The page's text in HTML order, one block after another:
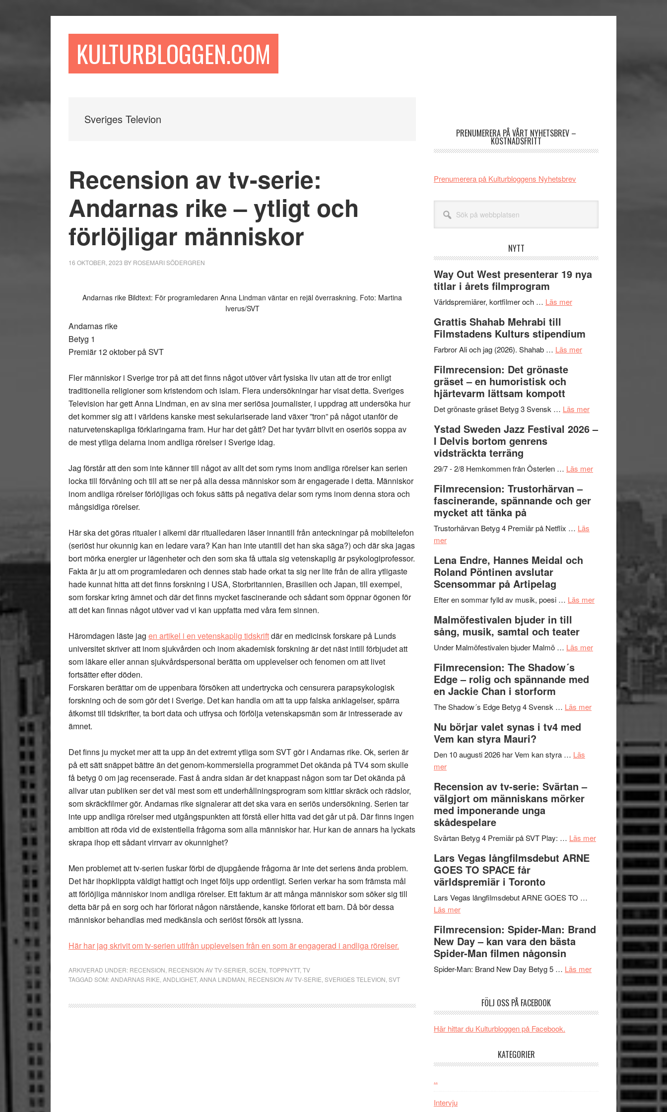
KULTURBLOGGEN.COM
Sveriges Televion
Recension av tv-serie:
Andarnas rike – ytligt och
förlöjligar människor
16 OKTOBER, 2023 BY ROSEMARI SÖDERGREN
Andarnas rike Bildtext: För programledaren Anna Lindman väntar en rejäl överraskning. Foto: Martina
Iverus/SVT
Andarnas rike
Betyg 1
Premiär 12 oktober på SVT
Fler människor i Sverige tror på att det finns något utöver vårt fysiska liv utan att de tror enligt
traditionella religioner som kristendom och islam. Flera undersökningar har visat detta. Sveriges
Television har gett Anna Lindman, en av sina mer seriösa journalister, i uppdrag att undersöka hur
det kommer sig att i världens kanske mest sekulariserade land växer ”tron” på något utanför de
naturvetenskapliga förklaringarna fram. Hur har det gått? Det har tyvärr blivit en oseriös soppa av
de mest ytliga delarna inom andliga rörelser i Sverige idag.
Jag förstår att den som inte känner till något av allt det som ryms inom andliga rörelser kan serien
locka till förvåning och till att se ner på alla dessa människor som är engagerade i detta. Människor
inom andliga rörelser förlöjligas och fokus sätts på negativa delar som ryms inom denna stora och
mångsidiga rörelser.
Här ska det göras ritualer i alkemi där ritualledaren läser innantill från anteckningar på mobiltelefon
(seriöst hur okunnig kan en ledare vara? Kan han inte utantill det han ska säga?) och där ska jagas
bort mörka energier ur lägenheter och den som ska få uttala sig vetenskaplig är psykologiprofessor.
Fakta är ju att om programledaren och dennes stab hade orkat ta sig ner lite från de allra ytligaste
hade kunnat hitta att det finns forskning i USA, Storbritannien, Brasilien och Japan, till exempel,
som forskar kring ämnet och där det finns mycket fascinerande och sådant som öppnar ögonen för
att det kan finnas något utöver vad vi kan uppfatta med våra fem sinnen.
Häromdagen läste jag en artikel i en vetenskaplig tidskriftdär en medicinsk forskare på Lunds
universitet skriver att inom sjukvården och inom akademisk forskning är det näst intill förbjudet att
som läkare eller annan sjukvårdspersonal berätta om upplevelser och fenomen om att livet
fortsätter efter döden.
Forskaren berättar om de uppenbara försöken att undertrycka och censurera parapsykologisk
forskning och de som gör det i Sverige. Det kan handla om att ta upp falska anklagelser, spärra
åtkomst till tidskrifter, ta bort data och utfrysa och förfölja vetenskapsmän som är intresserade av
ämnet.
Det finns ju mycket mer att ta upp än det extremt ytliga som SVT gör i Andarnas rike. Ok, serien är
på ett sätt snäppet bättre än det genom-kommersiella programmet Det okända på TV4 som skulle
få betyg 0 om jag recenserade. Fast å andra sidan är det knappast någon som tar Det okända på
allvar utan publiken ser det väl mest som ett underhållningsprogram som kittlar skräck och rädslor,
som skräckfilmer gör. Andarnas rike signalerar att det ska vara en seriös undersökning. Serien tar
inte upp andliga rörelser med utgångspunkten att förstå eller hitta vad det går ut på. Där finns ingen
ambition att röda vid de existentiella frågorna som alla människor har. Hur kan de annars ha lyckats
skrapa ihop ett sådant virrvarr av okunnighet?
Men problemet att tv-serien fuskar förbi de djupgående frågorna är inte det seriens ända problem.
Det här ihopklippta väldigt hattigt och inget följs upp ordentligt. Serien verkar ha som främsta mål
att förlöjliga människor inom andliga rörelser. Ett faktum är att många människor som söker sig till
detta bär på en sorg och har förlorat någon närstående, kanske förlorat ett barn. Då bör dessa
människor behandlas med medkänsla och seriöst försök att lyssna.
Här har jag skrivit om tv-serien utifrån upplevelsen från en som är engagerad i andliga rörelser.
ARKIVERAD UNDER: RECENSION RECENSION AV TV-SERIER SCEN TOPPNYTT, TV
TAGGAD SOM:ANDARNAS RIKE ANDLIGHET, ANNA LINDMAN RECENSION AV TV-SERIE SVERIGES TELEVION SVT
PRENUMERERA PÅ VÅRT NYHETSBREV –
KOSTNADSFRITT
Prenumerera på Kulturbloggens Nyhetsbrev
webbplatsen
NYTT
Way Out West presenterar 19 nya
titlar i årets filmprogram
Världspremiärer, kortfilmer och … Läs merom
West
presenterar
årets
Grattis Shahab Mehrabi till
Filmstadens Kulturs stipendium
Farbror Ali och jag (2026). Shahab … Läs merom
Filmstadens
stipendium
Filmrecension: Det grönaste
gräset – en humoristisk och
hjärtevarm lättsam kompott
Det grönaste gräset Betyg 3 Svensk … Läs merom
Det
–
och
Ystad Sweden Jazz Festival 2026 –
I Delvis bortom genrens
vidsträckta terräng
29/7 - 2/8 Hemkommen från Österlen … Läs merom
vidsträckta
Filmrecension: Trustorhärvan –
fascinerande, spännande och ger
mycket att tänka på
Trustorhärvan Betyg 4 Premiär på Netflix … Läs
merom
Trustorhärvan
–
fascinerande,
spännande
ger
mycket
att
på
Lena Endre, Hannes Meidal och
Roland Pöntinen avslutar
Scensommar på Artipelag
Efter en sommar fylld av musik, poesi … Läs merom
Hannes
Pöntinen
Scensommar
Malmöfestivalen bjuder in till
sång, musik, samtal och teater
Under Malmöfestivalen bjuder Malmö … Läs merom
Malmöfestivalen
Filmrecension: The Shadow´s
Edge – rolig och spännande med
en Jackie Chan i storform
The Shadow´s Edge Betyg 4 Svensk … Läs merom
Shadow
en
storform
Nu börjar valet synas i tv4 med
Vem kan styra Mauri?
Den 10 augusti 2026 har Vem kan styra … Läs
merom
börjar
valet
synas
i
tv4
Vem
kan
styra
Mauri?
Recension av tv-serie: Svärtan –
välgjort om människans mörker
med imponerande unga
skådespelare
Svärtan Betyg 4 Premiär på SVT Play: … Läs merom
Recension
välgjort
människans
mörker
skådespelare
Lars Vegas långfilmsdebut ARNE
GOES TO SPACE får
världspremiär i Toronto
Lars Vegas långfilmsdebut ARNE GOES TO …
Läs merom
Vegas
långfilmsdebut
ARNE
GOES
världspremiär
i
Filmrecension: Spider-Man: Brand
New Day – kan vara den bästa
Spider-Man filmen någonsin
Spider-Man: Brand New Day Betyg 5 … Läs merom
Brand
kan
FÖLJ OSS PÅ FACEBOOK
Här hittar du Kulturbloggen på Facebook.
KATEGORIER
..
Intervju